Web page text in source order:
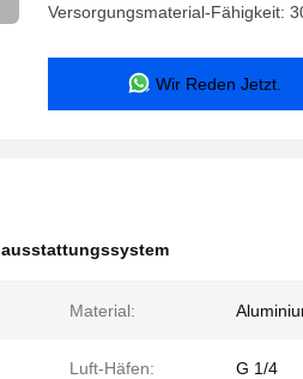
Versorgungsmaterial-Fähigkeit:
Wir Reden Jetzt.
Material:
Luft-Häfen: G 1/4